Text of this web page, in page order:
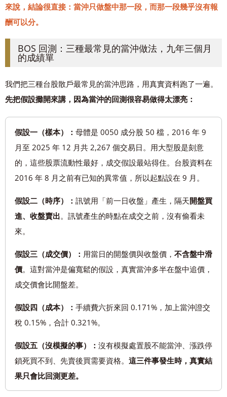
來說，結論很直接：當沖只做盤中那一段，而那一段幾乎沒有報
酬可以分。
BOS 回測：三種最常見的當沖做法，九年三個月
的成績單
我們把三種台股散戶最常見的當沖思路，用真實資料跑了一遍。
先把假設攤開來講，因為當沖的回測很容易做得太漂亮：
假設一（樣本）： 母體是 0050 成分股 50 檔，2016 年 9
月至 2025 年 12 月共 2,267 個交易日。用大型股是刻意
的，這些股票流動性最好，成交假設最站得住。台股資料在
2016 年 8 月之前有已知的異常值，所以起點設在 9 月。
假設二（時序）： 訊號用「前一日收盤」產生，隔天開盤買
進、收盤賣出。訊號產生的時點在成交之前，沒有偷看未
來。
假設三（成交價）： 用當日的開盤價與收盤價， 不含盤中滑
價。這對當沖是偏寬鬆的假設，真實當沖多半在盤中追價，
成交價會比開盤差。
假設四（成本）： 手續費六折來回 0.171%，加上當沖證交
稅 0.15%，合計 0.321%。
假設五（沒模擬的事）： 沒有模擬處置股不能當沖、漲跌停
鎖死買不到、先賣後買需要資格。 這三件事發生時，真實結
果只會比回測更差。